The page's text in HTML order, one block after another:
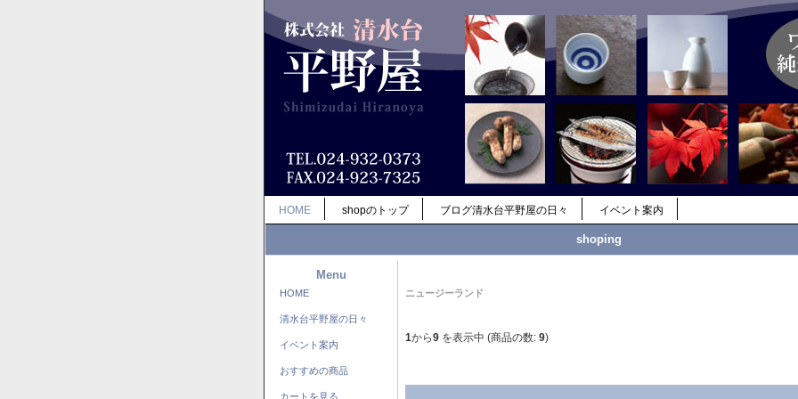
HOME shopのトップ ブログ清水台平野屋の日々 イベント案内
shoping
Menu
HOME
清水台平野屋の日々
イベント案内
おすすめの商品
カートを見る
ニュージーランド
1から9 を表示中 (商品の数: 9)